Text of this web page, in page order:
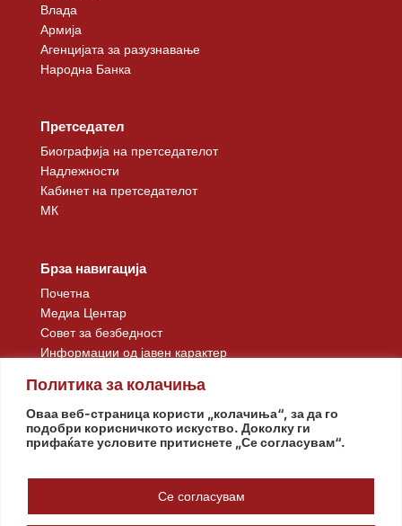
Политика за колачиња
Оваа веб-страница користи „колачиња“, за да го
подобри корисничкото искуство. Доколку ги
прифаќате условите притиснете „Се согласувам“.
Се согласувам
Влада
Армија
Агенцијата за разузнавање
Народна Банка
Претседател
Биографија на претседателот
Надлежности
Кабинет на претседателот
МК
Брза навигација
Почетна
Медиа Центар
Совет за безбедност
Информации од јавен карактер